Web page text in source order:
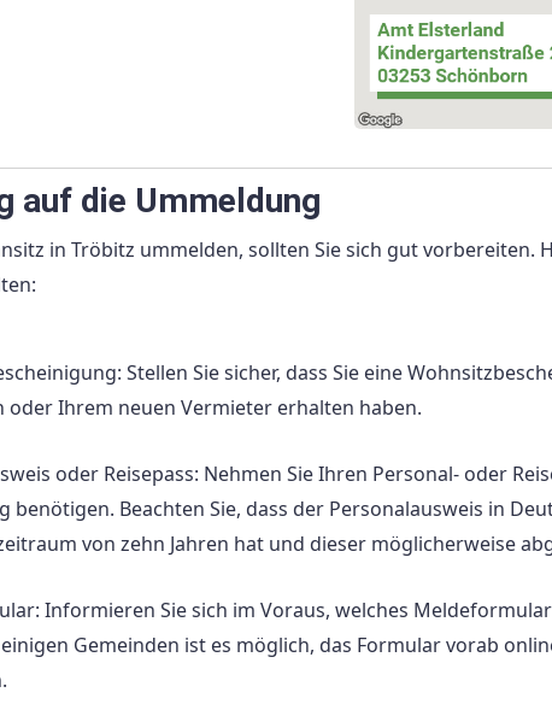
auf die Ummeldung
in Tröbitz ummelden, sollten Sie sich gut vorbereiten.
Stellen Sie sicher, dass Sie eine
oder Ihrem neuen Vermieter erhalten haben.
oder Reisepass: Nehmen Sie Ihren Personal- oder
benötigen. Beachten Sie, dass der Personalausweis in
von zehn Jahren hat und dieser möglicherweise
Informieren Sie sich im Voraus, welches
Gemeinden ist es möglich, das Formular vorab